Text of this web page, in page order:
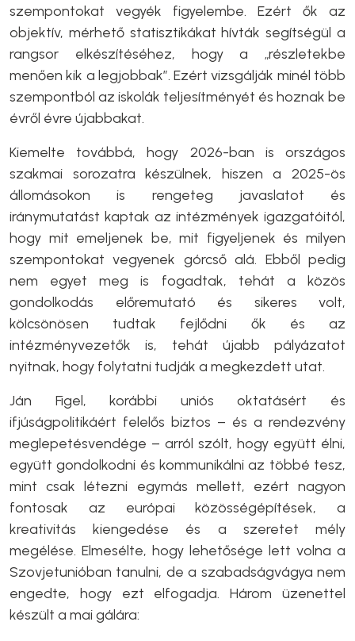
szempontokat vegyék figyelembe. Ezért ők az
objektív, mérhető statisztikákat hívták segítségül a
rangsor elkészítéséhez, hogy a „részletekbe
menően kik a legjobbak”. Ezért vizsgálják minél több
szempontból az iskolák teljesítményét és hoznak be
évről évre újabbakat.
Kiemelte továbbá, hogy 2026-ban is országos
szakmai sorozatra készülnek, hiszen a 2025-ös
állomásokon is rengeteg javaslatot és
iránymutatást kaptak az intézmények igazgatóitól,
hogy mit emeljenek be, mit figyeljenek és milyen
szempontokat vegyenek górcső alá. Ebből pedig
nem egyet meg is fogadtak, tehát a közös
gondolkodás előremutató és sikeres volt,
kölcsönösen tudtak fejlődni ők és az
intézményvezetők is, tehát újabb pályázatot
nyitnak, hogy folytatni tudják a megkezdett utat.
Ján Figel, korábbi uniós oktatásért és
ifjúságpolitikáért felelős biztos – és a rendezvény
meglepetésvendége – arról szólt, hogy együtt élni,
együtt gondolkodni és kommunikálni az többé tesz,
mint csak létezni egymás mellett, ezért nagyon
fontosak az európai közösségépítések, a
kreativitás kiengedése és a szeretet mély
megélése. Elmesélte, hogy lehetősége lett volna a
Szovjetunióban tanulni, de a szabadságvágya nem
engedte, hogy ezt elfogadja. Három üzenettel
készült a mai gálára: